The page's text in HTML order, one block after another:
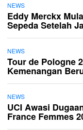
NEWS
Eddy Merckx
Sepeda Setelah
NEWS
Tour de Pologne
Kemenangan
NEWS
UCI Awasi
France Femmes